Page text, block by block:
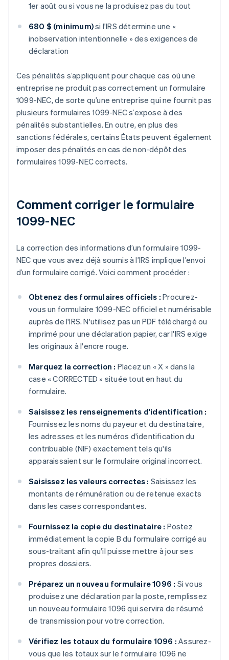
1er août ou si vous ne la produisez pas du tout
680 $ (minimum)si l'IRS détermine une «
inobservation intentionnelle » des exigences de
déclaration
Ces pénalités s’appliquent pour chaque cas où une
entreprise ne produit pas correctement un formulaire
1099-NEC, de sorte qu’une entreprise qui ne fournit pas
plusieurs formulaires 1099-NEC s’expose à des
pénalités substantielles. En outre, en plus des
sanctions fédérales, certains États peuvent également
imposer des pénalités en cas de non-dépôt des
formulaires 1099-NEC corrects.
Comment corriger le formulaire
1099-NEC
La correction des informations d’un formulaire 1099-
NEC que vous avez déjà soumis à l’IRS implique l’envoi
d’un formulaire corrigé. Voici comment procéder :
Obtenez des formulaires officiels : Procurez-
vous un formulaire 1099-NEC officiel et numérisable
auprès de l'IRS. N'utilisez pas un PDF téléchargé ou
imprimé pour une déclaration papier, car l'IRS exige
les originaux à l'encre rouge.
Marquez la correction : Placez un « X » dans la
case « CORRECTED » située tout en haut du
formulaire.
Saisissez les renseignements d'identification :
Fournissez les noms du payeur et du destinataire,
les adresses et les numéros d'identification du
contribuable (NIF) exactement tels qu'ils
apparaissaient sur le formulaire original incorrect.
Saisissez les valeurs correctes : Saisissez les
montants de rémunération ou de retenue exacts
dans les cases correspondantes.
Fournissez la copie du destinataire : Postez
immédiatement la copie B du formulaire corrigé au
sous-traitant afin qu'il puisse mettre à jour ses
propres dossiers.
Préparez un nouveau formulaire 1096 : Si vous
produisez une déclaration par la poste, remplissez
un nouveau formulaire 1096 qui servira de résumé
de transmission pour votre correction.
Vérifiez les totaux du formulaire 1096 : Assurez-
vous que les totaux sur le formulaire 1096 ne